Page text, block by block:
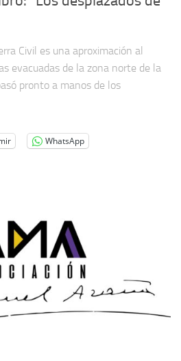
Civil es una aproximación al
evacuadas de la zona norte de la
pronto a manos de los
WhatsApp